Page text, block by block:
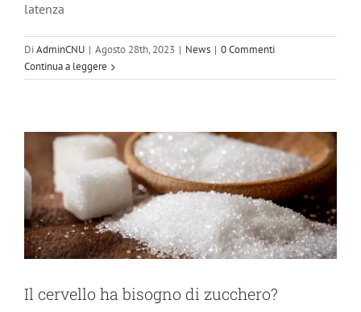
latenza
DiAdminCNU | Agosto 28th, 2023 | News | 0 Commenti
Continua a leggere
Il cervello ha bisogno di zucchero?
Il cervello ha bisogno di zucchero?